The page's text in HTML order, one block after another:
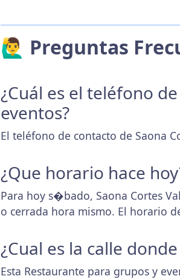
🙋‍♂️ Preguntas
¿Cuál es el teléfono
eventos?
El teléfono de contacto de Saona
¿Que horario hace
Para hoy s�bado, Saona Cortes
o cerrada hora mismo. El horario
¿Cual es la calle
Esta Restaurante para grupos y